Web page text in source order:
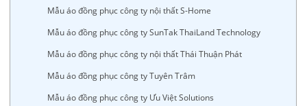
Mẫu áo đồng phục công ty nội thất S-Home
Mẫu áo đồng phục công ty SunTak ThaiLand Technology
Mẫu áo đồng phục công ty nội thất Thái Thuận Phát
Mẫu áo đồng phục công ty Tuyên Trâm
Mẫu áo đồng phục công ty Ưu Việt Solutions